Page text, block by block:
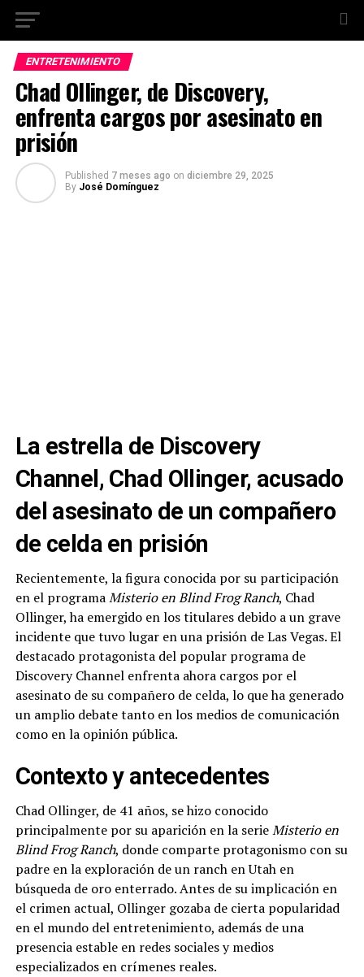
ENTRETENIMIENTO
Chad Ollinger, de Discovery,
enfrenta cargos por asesinato en
prisión
Published 7 meses ago on diciembre 29, 2025
By José Domínguez
La estrella de Discovery
Channel, Chad Ollinger, acusado
del asesinato de un compañero
de celda en prisión
Recientemente, la figura conocida por su participación
en el programaMisterio en Blind Frog Ranch, Chad
Ollinger, ha emergido en los titulares debido a un grave
incidente que tuvo lugar en una prisión de Las Vegas. El
destacado protagonista del popular programa de
Discovery Channel enfrenta ahora cargos por el
asesinato de su compañero de celda, lo que ha generado
un amplio debate tanto en los medios de comunicación
como en la opinión pública.
Contexto y antecedentes
Chad Ollinger, de 41 años, se hizo conocido
principalmente por su aparición en la serieMisterio en
Blind Frog Ranch, donde comparte protagonismo con su
padre en la exploración de un ranch en Utah en
búsqueda de oro enterrado. Antes de su implicación en
el crimen actual, Ollinger gozaba de cierta popularidad
en el mundo del entretenimiento, además de una
presencia estable en redes sociales y medios
especializados en crímenes reales.